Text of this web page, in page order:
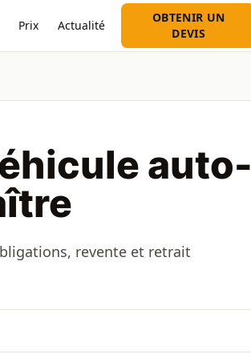
Prix Actualité
OBTENIR UN
DEVIS
auto-
revente et retrait